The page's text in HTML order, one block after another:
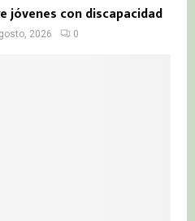
jóvenes con discapacidad
2026 0